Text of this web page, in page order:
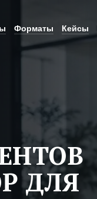
Форматы Кейсы
ДЛЯ